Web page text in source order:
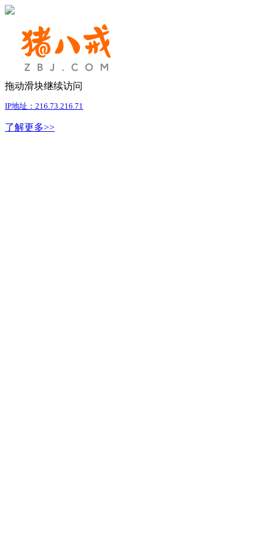
拖动滑块继续访问
IP地址：216.73.216.71
了解更多>>